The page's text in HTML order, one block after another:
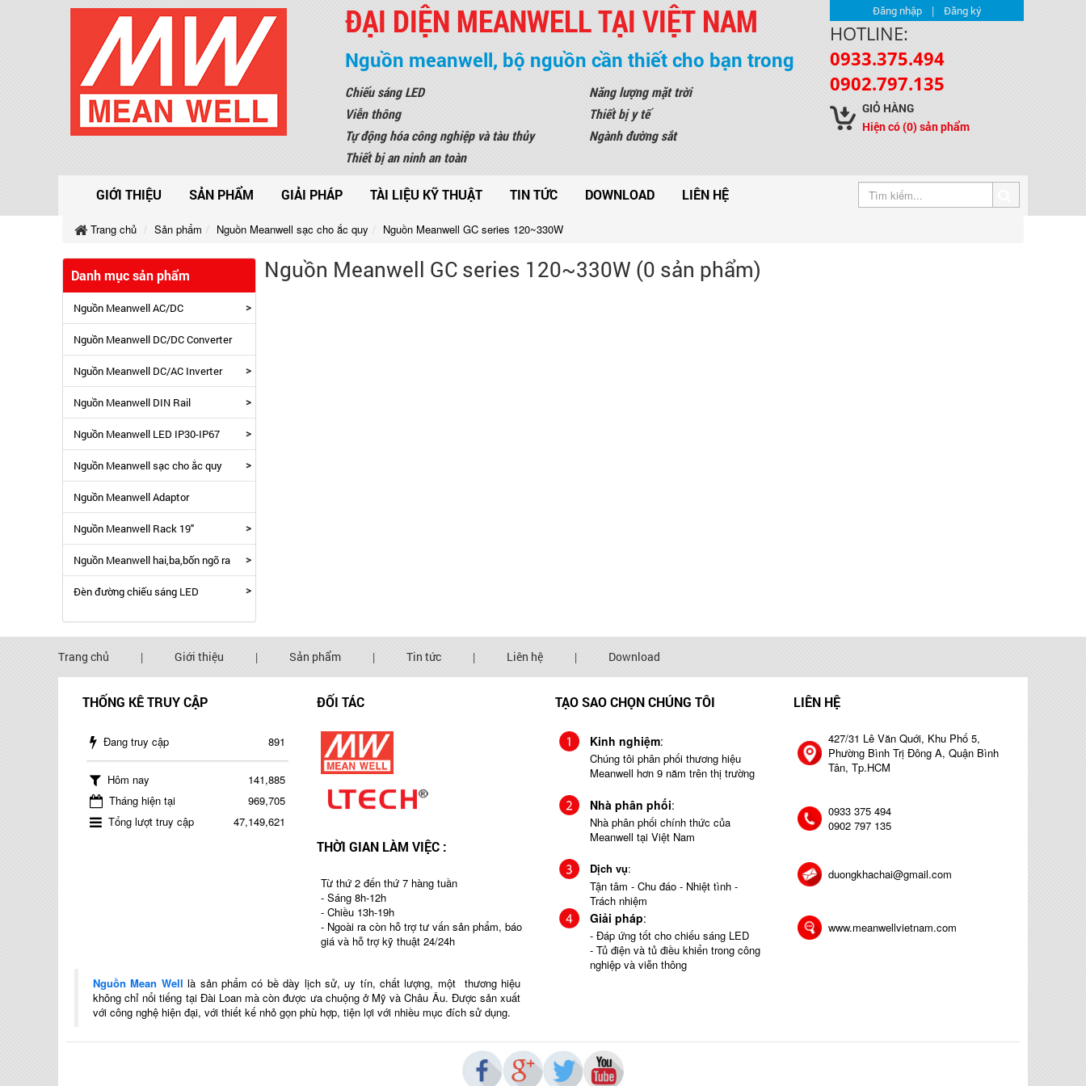
ĐẠI DIỆN MEANWELL TẠI VIỆT NAM
Nguồn meanwell, bộ nguồn cần thiết cho bạn trong
Chiếu sáng LED
Viễn thông
Tự động hóa công nghiệp và tàu thủy
Thiết bị an ninh an toàn
Năng lượng mặt trời
Thiết bị y tế
Ngành đường sắt
Đăng nhập | Đăng ký
HOTLINE:
0933.375.494
0902.797.135
GIỎ HÀNG
Hiện có(0)sản phẩm
GIỚI THIỆU SẢN PHẨM GIẢI PHÁP TÀI LIỆU KỸ THUẬT TIN TỨC DOWNLOAD LIÊN HỆ
Trang chủ Sản phẩm Nguồn Meanwell sạc cho ắc quy Nguồn Meanwell GC series 120~330W
Nguồn Meanwell GC series 120~330W (0 sản phẩm)
Danh mục sản phẩm
Nguồn Meanwell AC/DC >
Nguồn Meanwell DC/DC Converter
Nguồn Meanwell DC/AC Inverter >
Nguồn Meanwell DIN Rail >
Nguồn Meanwell LED IP30-IP67 >
Nguồn Meanwell sạc cho ắc quy >
Nguồn Meanwell Adaptor
Nguồn Meanwell Rack 19" >
Nguồn Meanwell hai,ba,bốn ngõ ra >
Đèn đường chiếu sáng LED >
Trang chủ | Giới thiệu | Sản phẩm | Tin tức | Liên hệ | Download
THỐNG KÊ TRUY CẬP
Đang truy cập 891
Hôm nay
141,885
Tháng hiện tại
969,705
Tổng lượt truy cập
47,149,621
ĐỐI TÁC
THỜI GIAN LÀM VIỆC :
Từ thứ 2 đến thứ 7 hàng tuần
- Sáng 8h-12h
- Chiều 13h-19h
- Ngoài ra còn hỗ trợ tư vấn sản phẩm, báo
giá và hỗ trợ kỹ thuật 24/24h
Nguồn Mean Well là sản phẩm có bề dày lịch sử, uy tín, chất lượng, một thương hiệu
không chỉ nổi tiếng tại Đài Loan mà còn được ưa chuộng ở Mỹ và Châu Âu. Được sản xuất
với công nghệ hiện đại, với thiết kế nhỏ gọn phù hợp, tiện lợi với nhiều mục đích sử dụng.
TẠO SAO CHỌN CHÚNG TÔI
Kinh nghiệm:
Chúng tôi phân phối thương hiệu
Meanwell hơn 9 năm trên thị trường
Nhà phân phối:
Nhà phân phối chính thức của
Meanwell tại Việt Nam
Dịch vụ:
Tận tâm - Chu đáo - Nhiệt tình -
Trách nhiệm
Giải pháp:
- Đáp ứng tốt cho chiếu sáng LED
- Tủ điện và tủ điều khiển trong công
nghiệp và viễn thông
LIÊN HỆ
427/31 Lê Văn Quới, Khu Phố 5,
Phường Bình Trị Đông A, Quận Bình
Tân, Tp.HCM
0933 375 494
0902 797 135
duongkhachai@gmail.com
www.meanwellvietnam.com